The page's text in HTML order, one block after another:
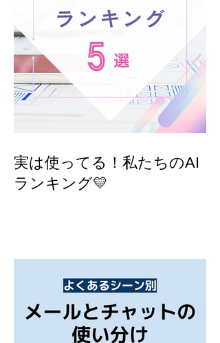
実は使ってる！私たちのAI
ランキング💛